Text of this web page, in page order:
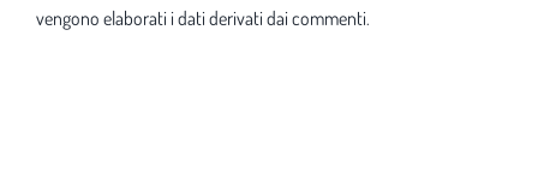
vengono elaborati i dati derivati dai commenti.